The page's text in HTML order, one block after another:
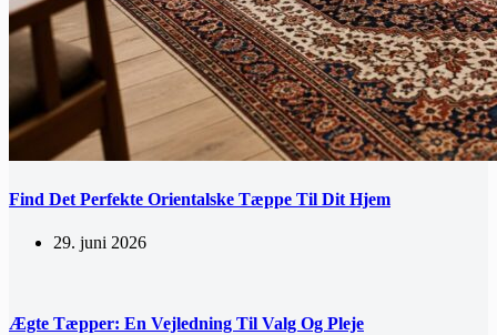
Find Det Perfekte Orientalske Tæppe Til Dit Hjem
29. juni 2026
Ægte Tæpper: En Vejledning Til Valg Og Pleje